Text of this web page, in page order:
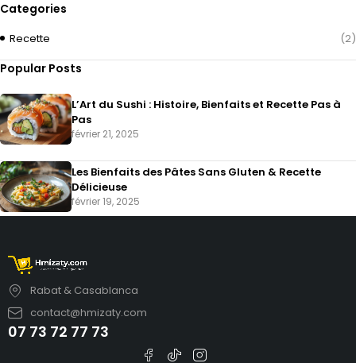
Categories
Recette (2)
Popular Posts
L’Art du Sushi : Histoire, Bienfaits et Recette Pas à
Pas
février 21, 2025
Les Bienfaits des Pâtes Sans Gluten & Recette
Délicieuse
février 19, 2025
Rabat & Casablanca
contact@hmizaty.com
07 73 72 77 73